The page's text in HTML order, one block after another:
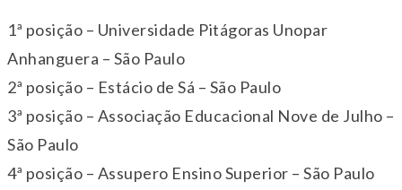
1ª posição – Universidade Pitágoras Unopar
Anhanguera – São Paulo
2ª posição – Estácio de Sá – São Paulo
3ª posição – Associação Educacional Nove de Julho –
São Paulo
4ª posição – Assupero Ensino Superior – São Paulo